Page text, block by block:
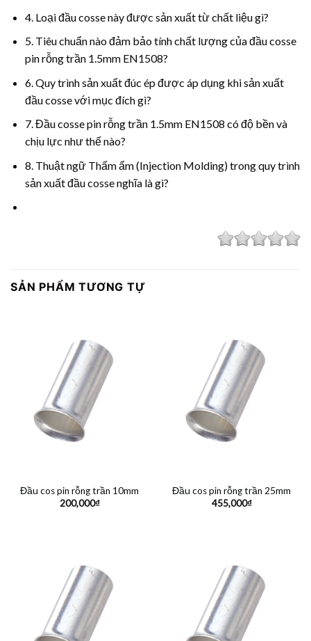
4. Loại đầu cosse này được sản xuất từ chất liệu gì?
5. Tiêu chuẩn nào đảm bảo tính chất lượng của đầu cosse
pin rỗng trần 1.5mm EN1508?
6. Quy trình sản xuất đúc ép được áp dụng khi sản xuất
đầu cosse với mục đích gì?
7. Đầu cosse pin rỗng trần 1.5mm EN1508 có độ bền và
chịu lực như thế nào?
8. Thuật ngữ Thấm ẩm (Injection Molding) trong quy trình
sản xuất đầu cosse nghĩa là gì?
SẢN PHẨM TƯƠNG TỰ
Đầu cos pin rỗng trần 10mm
200,000₫
Đầu cos pin rỗng trần 25mm
455,000₫